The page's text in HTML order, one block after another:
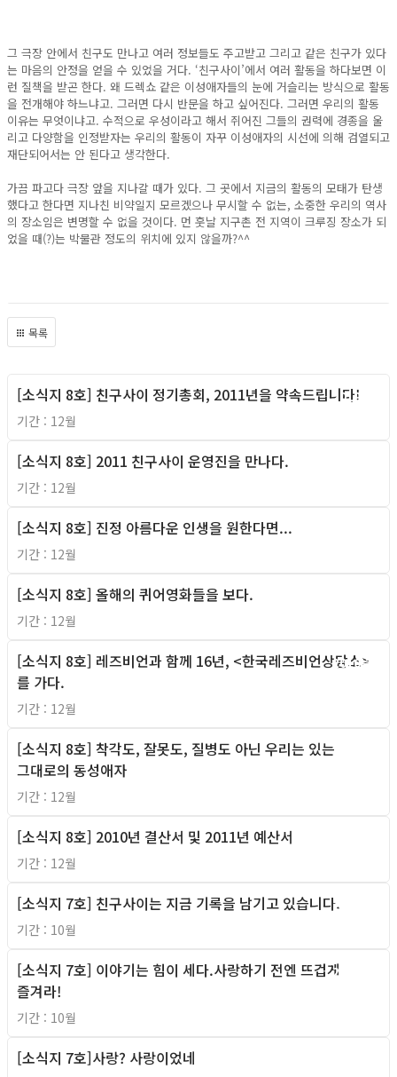
그 극장 안에서 친구도 만나고 여러 정보들도 주고받고 그리고 같은 친구가 있다
는 마음의 안정을 얻을 수 있었을 거다. ‘친구사이’에서 여러 활동을 하다보면 이
런 질책을 받곤 한다. 왜 드렉쇼 같은 이성애자들의 눈에 거슬리는 방식으로 활동
을 전개해야 하느냐고. 그러면 다시 반문을 하고 싶어진다. 그러면 우리의 활동
이유는 무엇이냐고. 수적으로 우성이라고 해서 쥐어진 그들의 권력에 경종을 울
리고 다양함을 인정받자는 우리의 활동이 자꾸 이성애자의 시선에 의해 검열되고
재단되어서는 안 된다고 생각한다.
가끔 파고다 극장 앞을 지나갈 때가 있다. 그 곳에서 지금의 활동의 모태가 탄생
했다고 한다면 지나친 비약일지 모르겠으나 무시할 수 없는, 소중한 우리의 역사
의 장소임은 변명할 수 없을 것이다. 먼 훗날 지구촌 전 지역이 크루징 장소가 되
었을 때(?)는 박물관 정도의 위치에 있지 않을까?^^
목록
2010년
[소식지 8호] 친구사이 정기총회, 2011년을 약속드립니다!
기간 : 12월
[소식지 8호] 2011 친구사이 운영진을 만나다.
기간 : 12월
[소식지 8호] 진정 아름다운 인생을 원한다면...
기간 : 12월
[소식지 8호] 올해의 퀴어영화들을 보다.
기간 : 12월
2010년
[소식지 8호] 레즈비언과 함께 16년, <한국레즈비언상담소>
를 가다.
기간 : 12월
2010년
[소식지 8호] 착각도, 잘못도, 질병도 아닌 우리는 있는
그대로의 동성애자
기간 : 12월
[소식지 8호] 2010년 결산서 및 2011년 예산서
기간 : 12월
2010년
[소식지 7호] 친구사이는 지금 기록을 남기고 있습니다.
기간 : 10월
2010년
[소식지 7호] 이야기는 힘이 세다.사랑하기 전엔 뜨겁게
즐겨라!
기간 : 10월
[소식지 7호]사랑? 사랑이었네